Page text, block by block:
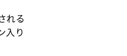
れる
入り